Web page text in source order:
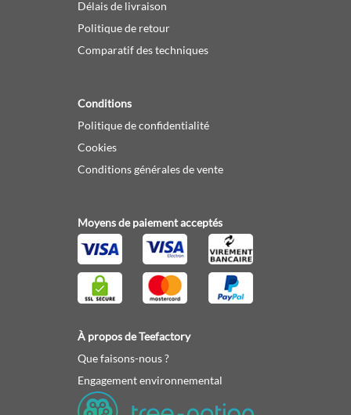
Délais de livraison
Politique de retour
Comparatif des techniques
Conditions
Politique de confidentialité
Cookies
Conditions générales de vente
Moyens de paiement acceptés
À propos de Teefactory
Que faisons-nous ?
Engagement environnemental